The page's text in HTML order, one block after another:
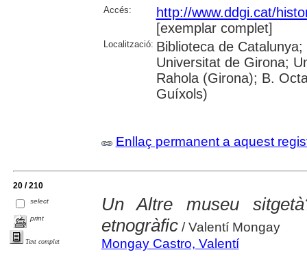
Accés:
http://www.ddgi.cat/
[exemplar complet]
Localització: Biblioteca de
Universitat de Girona;
Rahola (Girona); B.
Guíxols)
Enllaç permanent a aquest
20 / 210
select
print
Text complet
Un Altre museu
etnogràfic/ Valentí Mongay
Mongay Castro, Valentí